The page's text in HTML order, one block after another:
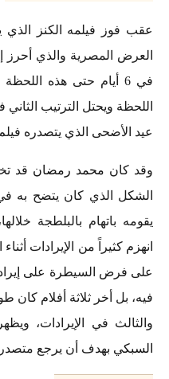
عقب فوز فيلمه الكنز
في 6 أيام حتى هذه
اللحظة ويحتل الترتيب
عيد الأضحى الذي يتصدره
وقد كان محمد رمضان قد
الشكل الذي كان يتضح به في
يقومه باتهام بالبلطجة
انهزم كثيراً من الإيرادات
على فرض السيطرة على
فيه، بل أخر ثلاثة أفلام كان
والثالث في الإيرادات،
السبكي بهدف أن يرجع